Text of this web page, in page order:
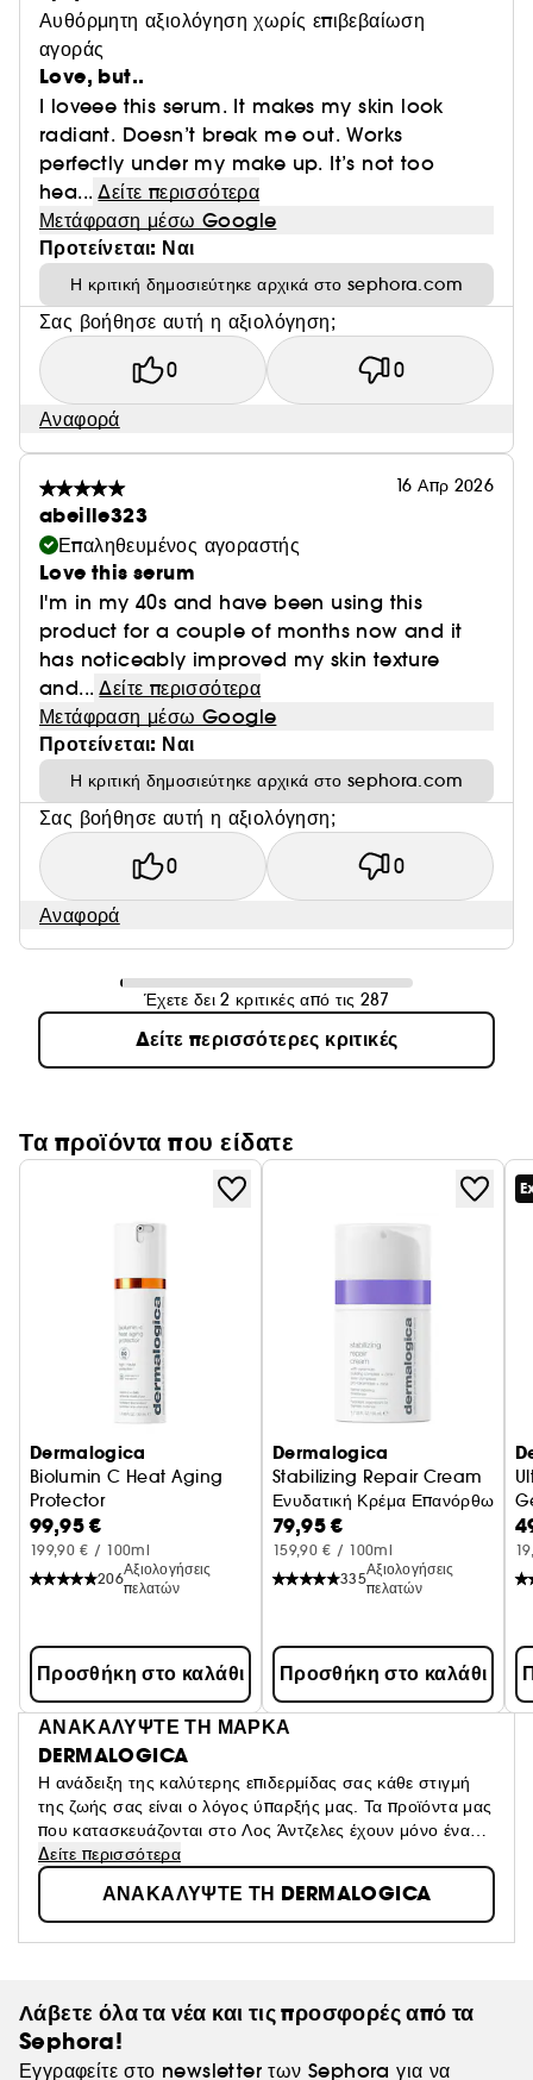
Αυθόρμητη αξιολόγηση χωρίς επιβεβαίωση
αγοράς
Love, but..
I loveee this serum. It makes my skin look
radiant. Doesn’t break me out. Works
perfectly under my make up. It’s not too
hea... Δείτε περισσότερα
Μετάφραση μέσω Google
Προτείνεται: Ναι
Η κριτική δημοσιεύτηκε αρχικά στο sephora.com
Σας βοήθησε αυτή η αξιολόγηση;
0 0
Αναφορά
16 Απρ 2026
abeille323
Επαληθευμένος αγοραστής
Love this serum
I'm in my 40s and have been using this
product for a couple of months now and it
has noticeably improved my skin texture
and... Δείτε περισσότερα
Μετάφραση μέσω Google
Προτείνεται: Ναι
Η κριτική δημοσιεύτηκε αρχικά στο sephora.com
Σας βοήθησε αυτή η αξιολόγηση;
0 0
Αναφορά
Έχετε δει 2 κριτικές από τις 287
Δείτε περισσότερες κριτικές
Τα προϊόντα που είδατε
Dermalogica
Biolumin C Heat Aging
Protector
Προστασία κατά της φωτογήρανσης SPF50
99,95 €
199,90 € / 100ml
206
Αξιολογήσεις
πελατών
Προσθήκη στο καλάθι
Dermalogica
Stabilizing Repair Cream
Ενυδατική Κρέμα Επανόρθωσης
79,95 €
159,90 € / 100ml
335
Αξιολογήσεις
πελατών
Προσθήκη στο καλάθι
ΑΝΑΚΑΛΥΨΤΕ ΤΗ ΜΑΡΚΑ
DERMALOGICA
Η ανάδειξη της καλύτερης επιδερμίδας σας κάθε στιγμή
της ζωής σας είναι ο λόγος ύπαρξής μας. Τα προϊόντα μας
που κατασκευάζονται στο Λος Άντζελες έχουν μόνο έναν
στόχο: την υγεία του δέρματός σας, χωρίς μάταιες
τελετουργίες, χωρίς θαυματουργές θεραπείες, χωρίς
ψευδείς υποσχέσεις. Συνεπώς, δημιουργούμε προϊόντα
που συνδυάζουν το καλύτερο της φύσης και της
τεχνολογίας. Αυτός είναι ο λόγος για τον οποίο η
Δείτε περισσότερα
ΑΝΑΚΑΛΥΨΤΕ ΤΗ DERMALOGICA
Λάβετε όλα τα νέα και τις προσφορές από τα
Sephora!
Εγγραφείτε στο newsletter των Sephora για να